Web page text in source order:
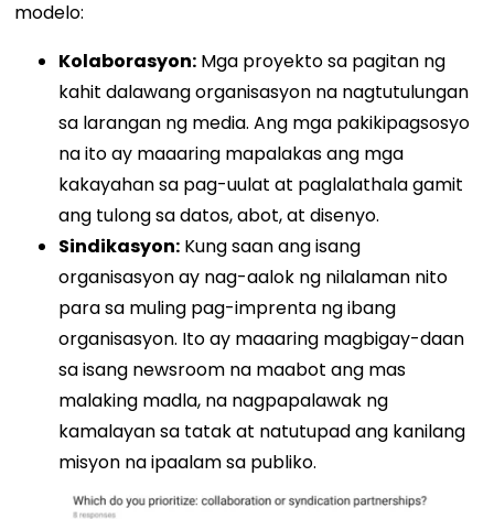
modelo:
Kolaborasyon: Mga proyekto sa pagitan ng
kahit dalawang organisasyon na nagtutulungan
sa larangan ng media. Ang mga pakikipagsosyo
na ito ay maaaring mapalakas ang mga
kakayahan sa pag-uulat at paglalathala gamit
ang tulong sa datos, abot, at disenyo.
Sindikasyon: Kung saan ang isang
organisasyon ay nag-aalok ng nilalaman nito
para sa muling pag-imprenta ng ibang
organisasyon. Ito ay maaaring magbigay-daan
sa isang newsroom na maabot ang mas
malaking madla, na nagpapalawak ng
kamalayan sa tatak at natutupad ang kanilang
misyon na ipaalam sa publiko.